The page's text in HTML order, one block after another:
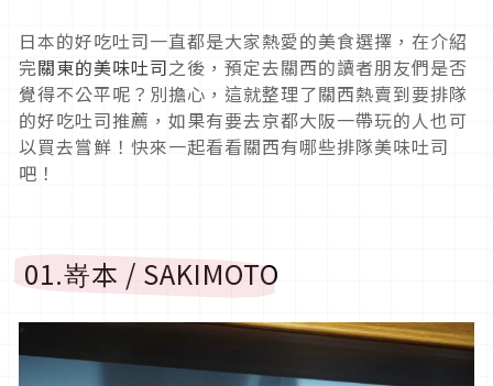
日本的好吃吐司一直都是大家熱愛的美食選擇，在介紹
完關東的美味吐司之後，預定去關西的讀者朋友們是否
覺得不公平呢？別擔心，這就整理了關西熱賣到要排隊
的好吃吐司推薦，如果有要去京都大阪一帶玩的人也可
以買去嘗鮮！快來一起看看關西有哪些排隊美味吐司
吧！
01.嵜本 / SAKIMOTO